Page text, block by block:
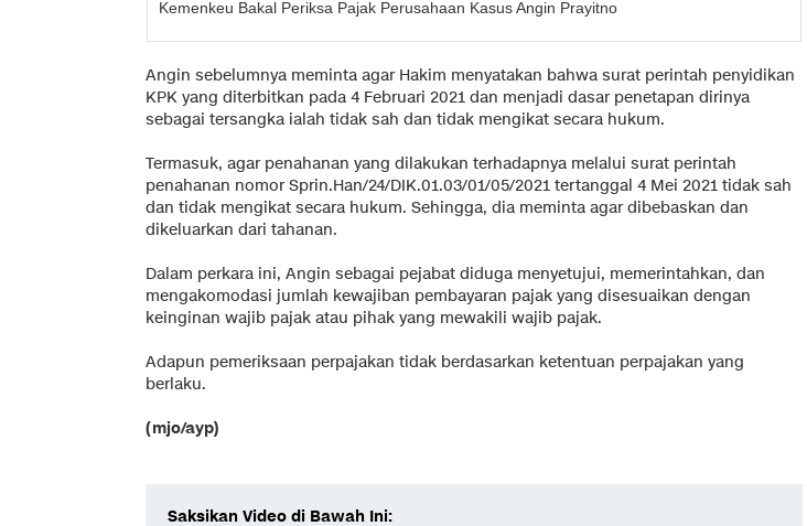
Kemenkeu Bakal Periksa Pajak Perusahaan Kasus Angin Prayitno
Angin sebelumnya meminta agar Hakim menyatakan bahwa surat perintah penyidikan
KPK yang diterbitkan pada 4 Februari 2021 dan menjadi dasar penetapan dirinya
sebagai tersangka ialah tidak sah dan tidak mengikat secara hukum.
Termasuk, agar penahanan yang dilakukan terhadapnya melalui surat perintah
penahanan nomor Sprin.Han/24/DIK.01.03/01/05/2021 tertanggal 4 Mei 2021 tidak sah
dan tidak mengikat secara hukum. Sehingga, dia meminta agar dibebaskan dan
dikeluarkan dari tahanan.
Dalam perkara ini, Angin sebagai pejabat diduga menyetujui, memerintahkan, dan
mengakomodasi jumlah kewajiban pembayaran pajak yang disesuaikan dengan
keinginan wajib pajak atau pihak yang mewakili wajib pajak.
Adapun pemeriksaan perpajakan tidak berdasarkan ketentuan perpajakan yang
berlaku.
(mjo/ayp)
Saksikan Video di Bawah Ini: